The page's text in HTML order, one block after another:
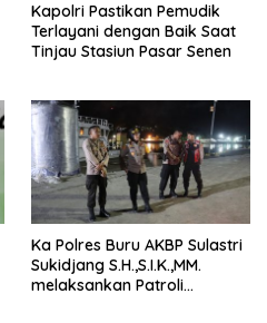
Kapolri Pastikan Pemudik
Terlayani dengan Baik Saat
Tinjau Stasiun Pasar Senen
Ka Polres Buru AKBP Sulastri
Sukidjang S.H.,S.I.K.,MM.
melaksankan Patroli